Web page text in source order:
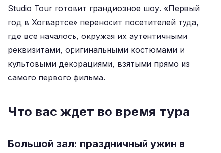
Studio Tour готовит грандиозное шоу. «Первый
год в Хогвартсе» переносит посетителей туда,
где все началось, окружая их аутентичными
реквизитами, оригинальными костюмами и
культовыми декорациями, взятыми прямо из
самого первого фильма.
Что вас ждет во время тура
Большой зал: праздничный ужин в